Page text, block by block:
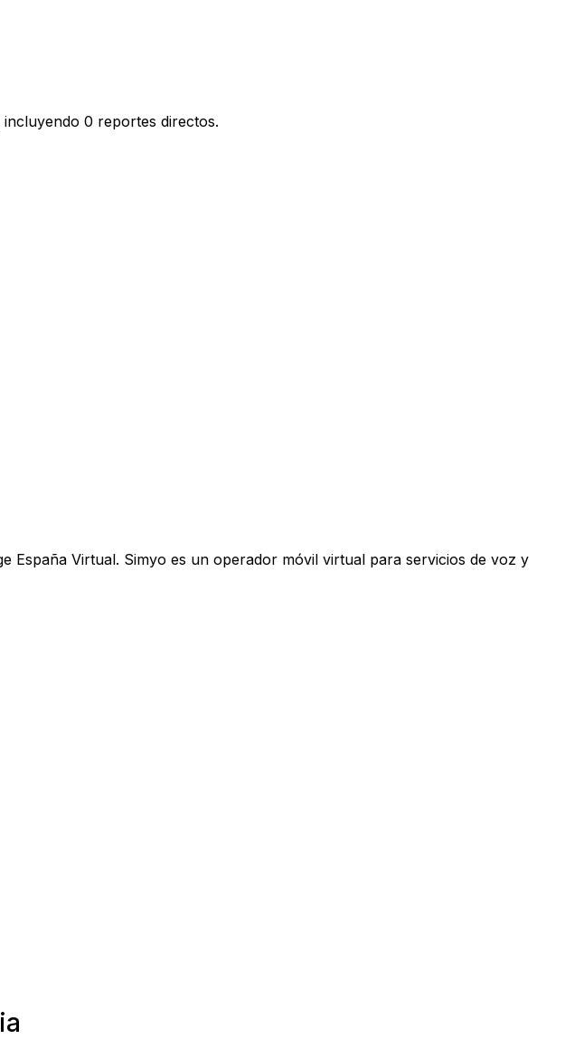
0 reportes directos.
España Virtual. Simyo es un operador móvil virtual para servicios de voz y